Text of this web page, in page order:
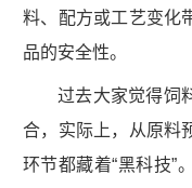
料、配方或工艺变化
品的安全性。
过去大家觉得饲
合，实际上，从原料
环节都藏着“黑科技”